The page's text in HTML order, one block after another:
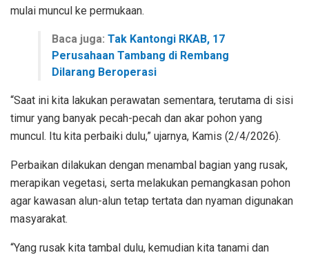
mulai muncul ke permukaan.
Baca juga: Tak Kantongi RKAB, 17
Perusahaan Tambang di Rembang
Dilarang Beroperasi
“Saat ini kita lakukan perawatan sementara, terutama di sisi
timur yang banyak pecah-pecah dan akar pohon yang
muncul. Itu kita perbaiki dulu,” ujarnya, Kamis (2/4/2026).
Perbaikan dilakukan dengan menambal bagian yang rusak,
merapikan vegetasi, serta melakukan pemangkasan pohon
agar kawasan alun-alun tetap tertata dan nyaman digunakan
masyarakat.
“Yang rusak kita tambal dulu, kemudian kita tanami dan